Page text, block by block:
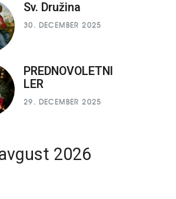
Sv. Družina
30. DECEMBER 2025
PREDNOVOLETNI
LER
29. DECEMBER 2025
2026